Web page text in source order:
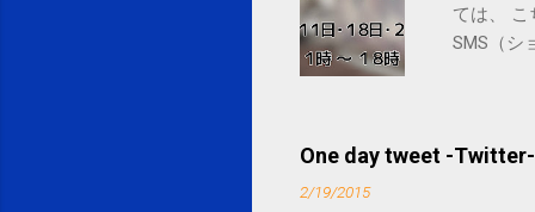
ては、
SMS（シ
One day tweet -Twitter-
2/19/2015